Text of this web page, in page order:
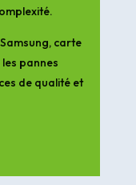
carte
pannes
de qualité et